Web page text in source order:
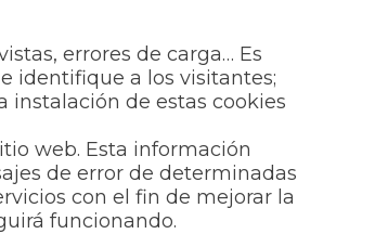
errores de carga… Es
identifique a los visitantes;
de estas cookies
web. Esta información
de error de determinadas
con el fin de mejorar la
funcionando.